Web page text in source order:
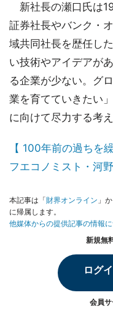
新社長の瀬口氏は
証券社長やバンク・
域共同社長を歴任し
い技術やアイデアが
る企業が少ない。グ
業を育てていきたい
に向けて尽力する考え
【 100年前の過ちを
フエコノミスト・河
本記事は「財界オンライン 」
に帰属します。
他媒体からの提供記事の情報
新規無
ログ
会員